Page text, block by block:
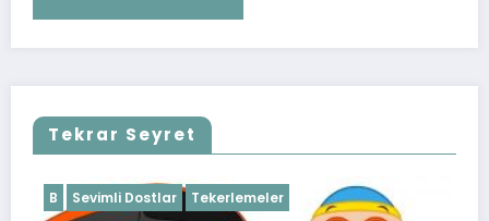
Tekrar Seyret
B Sevimli Dostlar Tekerlemeler